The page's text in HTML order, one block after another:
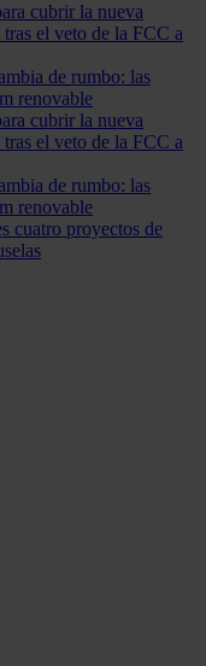
cubrir la nueva
el veto de la FCC a
de rumbo: las
renovable
cubrir la nueva
el veto de la FCC a
de rumbo: las
renovable
cuatro proyectos de